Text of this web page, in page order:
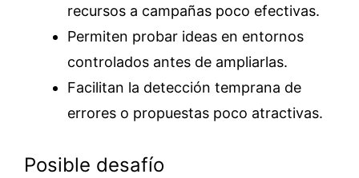
recursos a campañas poco efectivas.
Permiten probar ideas en entornos
controlados antes de ampliarlas.
Facilitan la detección temprana de
errores o propuestas poco atractivas.
Posible desafío